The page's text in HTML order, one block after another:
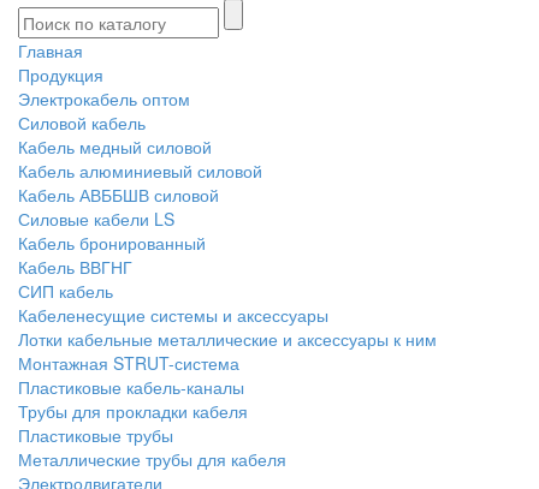
Главная
Продукция
Электрокабель оптом
Силовой кабель
Кабель медный силовой
Кабель алюминиевый силовой
Кабель АВББШВ силовой
Силовые кабели LS
Кабель бронированный
Кабель ВВГНГ
СИП кабель
Кабеленесущие системы и аксессуары
Лотки кабельные металлические и аксессуары к ним
Монтажная STRUT-система
Пластиковые кабель-каналы
Трубы для прокладки кабеля
Пластиковые трубы
Металлические трубы для кабеля
Электродвигатели